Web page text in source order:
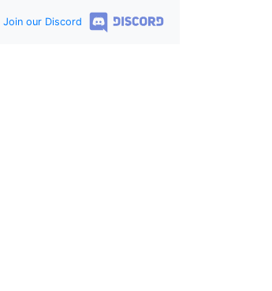
Join our Discord